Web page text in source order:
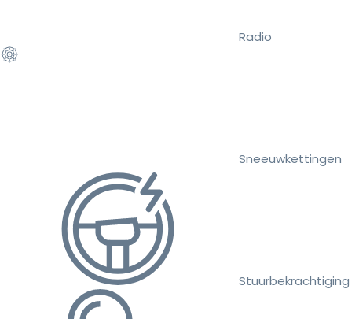
Radio
Sneeuwkettingen
Stuurbekrachtiging